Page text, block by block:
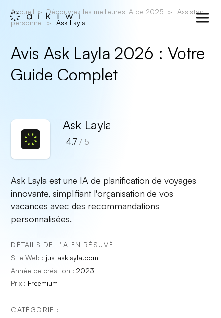
Accueil Découvrez les meilleures IA de 2025
Assistant
personnel
Ask Layla
Avis Ask Layla 2026 : Votre
Guide Complet
Ask Layla
4.7 / 5
Ask Layla est une IA de planification de voyages
innovante, simplifiant l'organisation de vos
vacances avec des recommandations
personnalisées.
DÉTAILS DE L'IA EN RÉSUMÉ
Site Web : justasklayla.com
Année de création : 2023
Prix : Freemium
CATÉGORIE :